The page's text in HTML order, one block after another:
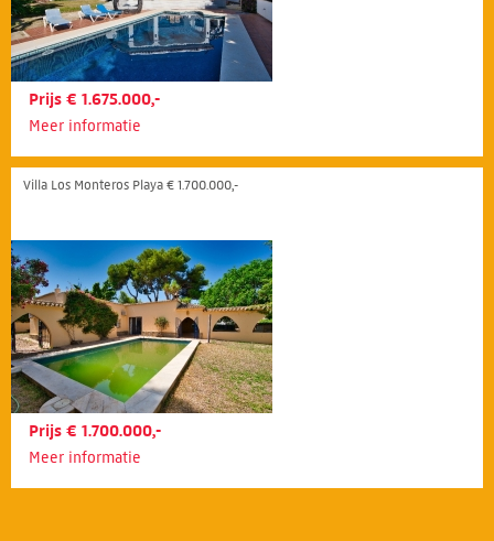
Prijs € 1.675.000,-
Meer informatie
Villa Los Monteros Playa € 1.700.000,-
Prijs € 1.700.000,-
Meer informatie